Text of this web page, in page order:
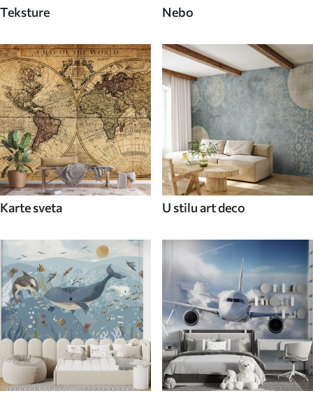
Teksture Nebo
Karte sveta U stilu art deco